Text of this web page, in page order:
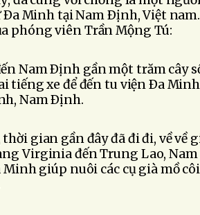
Minh tại Nam Ðịnh, Việt nam.
phóng viên Trần Mộng Tú:
Nam Ðịnh gần một trăm cây
tiếng xe để đến tu viện Ða
Nam Ðịnh.
gian gần đây đã đi đi, về về
Virginia đến Trung Lao,
Minh giúp nuôi các cụ già mồ